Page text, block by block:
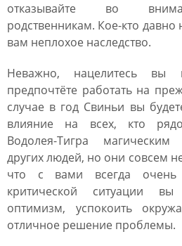
отказывайте во
родственникам. Кое-кто давно
вам неплохое наследство.
Неважно, нацелитесь
предпочтёте работать на
случае в год Свиньи вы
влияние на всех, кто
Водолея-Тигра
других людей, но они совсем
что с вами всегда
критической ситуации
оптимизм, успокоить
отличное решение проблемы.